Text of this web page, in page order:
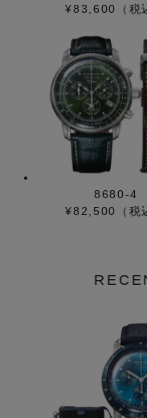
¥83,600（税
8680-4
¥82,500（税